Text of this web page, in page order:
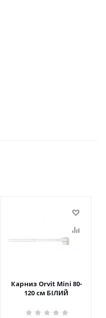
Карниз Orvit Mini 80-
120 см БІЛИЙ